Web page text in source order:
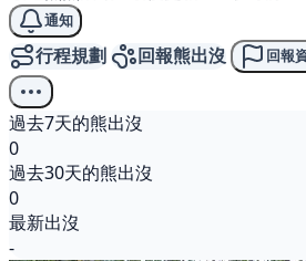
通知
行程規劃 回報熊出沒 回報
過去7天的熊出沒
0
過去30天的熊出沒
0
最新出沒
-